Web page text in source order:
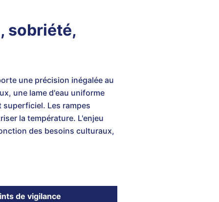
sobriété,
une précision inégalée au
une lame d'eau uniforme
Les rampes
la température. L'enjeu
des besoins culturaux,
de vigilance